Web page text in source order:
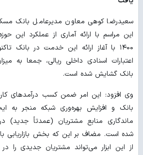
سعیدرضا کوهی معاون مدیرعامل بانک
این مراسم با ارائه آماری از عملکرد این
بانک گشایش شده است.
وی افزود: این امر ضمن کسب درآمدهای
بانک و افزایش بهره‌وری شبکه منجر به
ماندگاری منابع مشتریان (عمدتاً جدید)
شده است. مضاف بر این که بخش بازاریابی
از این ابزار می‌تواند مشتریان جدیدی را